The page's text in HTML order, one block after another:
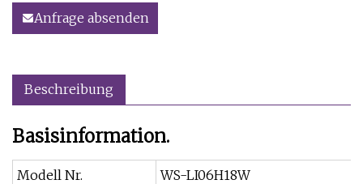
Anfrage absenden
Beschreibung
Basisinformation.
Modell Nr.
WS-LI06H18W